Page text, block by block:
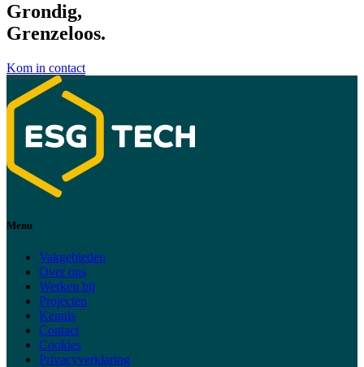
Grondig,
Grenzeloos.
Kom in contact
Menu
Vakgebieden
Over ons
Werken bij
Projecten
Kennis
Contact
Cookies
Privacyverklaring